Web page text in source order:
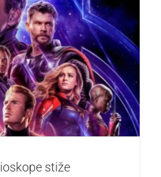
stiže proširena verzija
Endgame“
stiže